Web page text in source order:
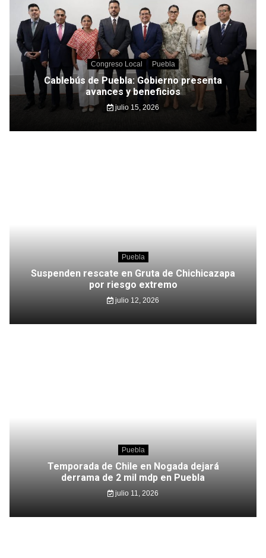
Congreso Local Puebla
Cablebús de Puebla: Gobierno presenta
avances y beneficios
julio 15, 2026
Puebla
Suspenden rescate en Gruta de Chichicazapa
por riesgo extremo
julio 12, 2026
Puebla
Temporada de Chile en Nogada dejará
derrama de 2 mil mdp en Puebla
julio 11, 2026